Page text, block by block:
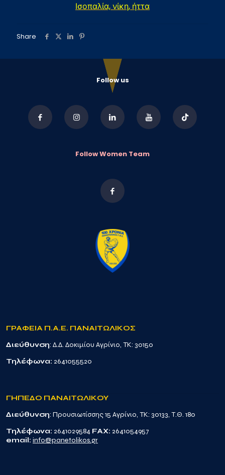
Ισοπαλία, νίκη, ήττα
Share
Follow us
Follow Women Team
ΓΡΑΦΕΙΑ Π.Α.Ε. ΠΑΝΑΙΤΩΛΙΚΟΣ
Διεύθυνση: Δ.Δ. Δοκιμίου Αγρίνιο, TK: 30150
Τηλέφωνα: 2641055520
ΓΗΠΕΔΟ ΠΑΝΑΙΤΩΛΙΚΟΥ
Διεύθυνση: Προυσιωτίσσης 15 Αγρίνιο, TK: 30133, Τ.Θ. 180
Τηλέφωνα: 2641029584 FAX: 2641054957
email: info@panetolikos.gr